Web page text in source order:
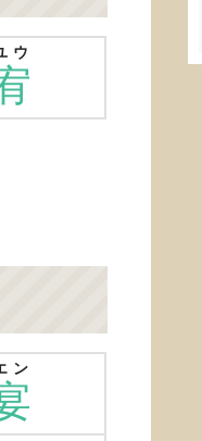
ウ
ン